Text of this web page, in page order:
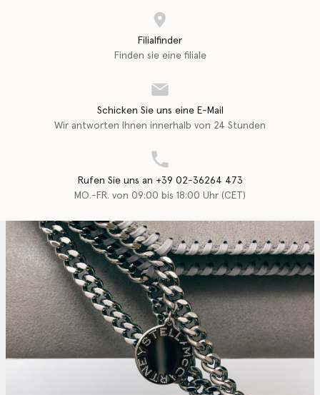
Filialfinder
Finden sie eine filiale
Schicken Sie uns eine E-Mail
Wir antworten Ihnen innerhalb von 24 Stunden
Rufen Sie uns an +39 02-36264 473
MO.-FR. von 09:00 bis 18:00 Uhr (CET)